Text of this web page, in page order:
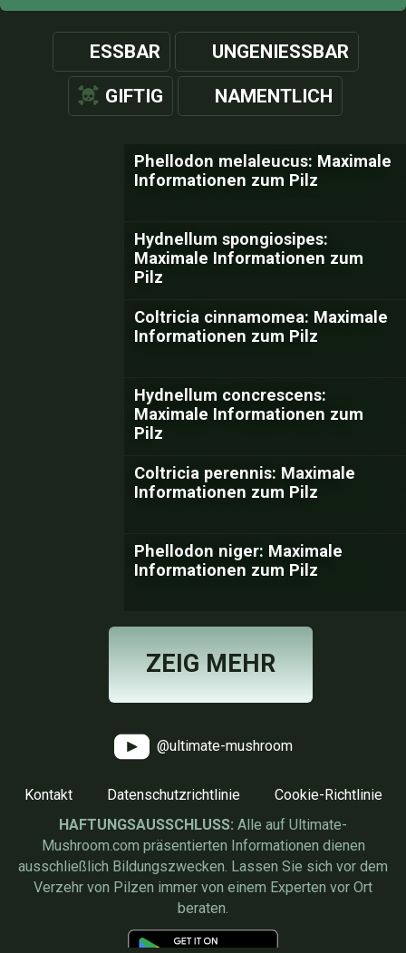
ESSBAR UNGENIESSBAR
GIFTIG NAMENTLICH
Phellodon melaleucus: Maximale
Informationen zum Pilz
Hydnellum spongiosipes:
Maximale Informationen zum
Pilz
Coltricia cinnamomea: Maximale
Informationen zum Pilz
Hydnellum concrescens:
Maximale Informationen zum
Pilz
Coltricia perennis: Maximale
Informationen zum Pilz
Phellodon niger: Maximale
Informationen zum Pilz
ZEIG MEHR
@ultimate-mushroom
Kontakt Datenschutzrichtlinie
Cookie-Richtlinie
HAFTUNGSAUSSCHLUSS: Alle auf Ultimate-
Mushroom.com präsentierten Informationen dienen
ausschließlich Bildungszwecken. Lassen Sie sich vor dem
Verzehr von Pilzen immer von einem Experten vor Ort
beraten.